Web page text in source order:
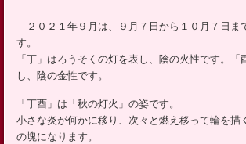
へ
ス
ッ
プ
２０２１年９月は、９月７日から１０月７日ま
す。
「丁」はろうそくの灯を表し、陰の火性です。「
し、陰の金性です。
「丁酉」は「秋の灯火」の姿です。
小さな炎が何かに移り、次々と燃え移って輪を描
の塊になります。